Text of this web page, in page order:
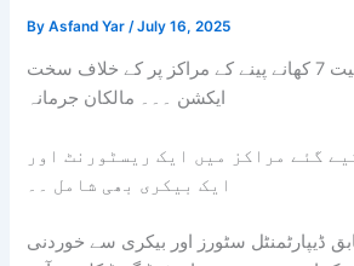
ByAsfand Yar /July 16, 2025
پر کے
خلاف سخت
ایکشن ۔۔۔ مالکان جرمانہ
گئے مراکز میں ایک ریسٹورنٹ اور
ایک بیکری بھی شامل ۔۔
ڈیپارٹمنٹل سٹورز اور بیکری سے خوردنی